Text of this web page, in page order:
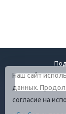
Наш сайт
данных.
согласие на